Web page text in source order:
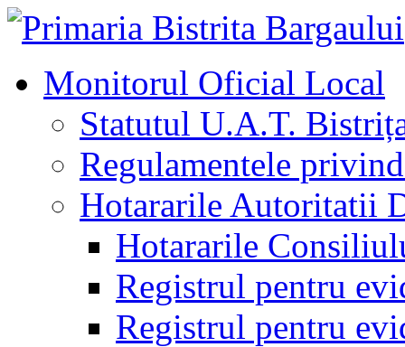
Monitorul Oficial Local
Statutul U.A.T.
Regulamentele
Hotararile Autoritatii
Hotararile
Registrul pentru
Registrul pentru